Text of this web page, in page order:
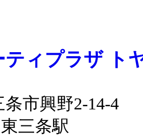
ティプラザ ト
市興野2-14-4
三条駅